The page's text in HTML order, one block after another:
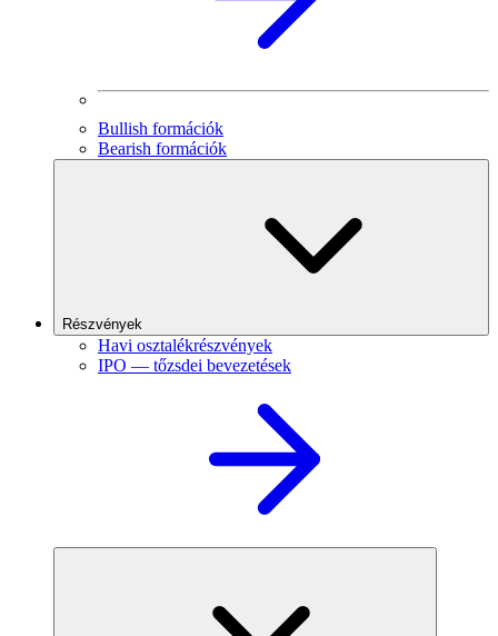
Bullish formációk
Bearish formációk
Részvények
Havi osztalékrészvények
IPO — tőzsdei bevezetések